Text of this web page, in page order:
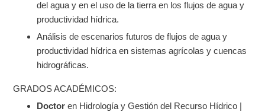
del agua y en el uso de la tierra en los flujos de agua y
productividad hídrica.
Análisis de escenarios futuros de flujos de agua y
productividad hídrica en sistemas agrícolas y cuencas
hidrográficas.
GRADOS ACADÉMICOS:
Doctoren Hidrología y Gestión del Recurso Hídrico |